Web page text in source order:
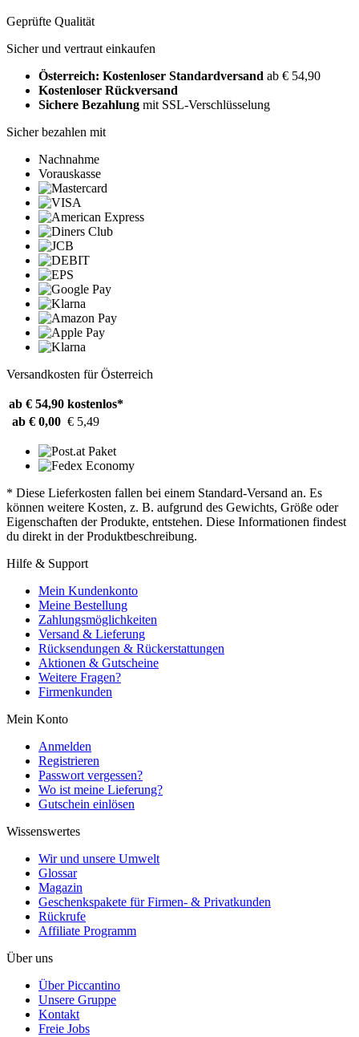
Geprüfte Qualität
Sicher und vertraut einkaufen
Österreich: Kostenloser Standardversand ab € 54,90
Kostenloser Rückversand
Sichere Bezahlung mit SSL-Verschlüsselung
Sicher bezahlen mit
Nachnahme
Vorauskasse
Versandkosten für Österreich
ab € 54,90 kostenlos*
ab € 0,00 € 5,49
* Diese Lieferkosten fallen bei einem Standard-Versand an. Es
können weitere Kosten, z. B. aufgrund des Gewichts, Größe oder
Eigenschaften der Produkte, entstehen. Diese Informationen findest
du direkt in der Produktbeschreibung.
Hilfe & Support
Mein Kundenkonto
Meine Bestellung
Zahlungsmöglichkeiten
Versand & Lieferung
Rücksendungen & Rückerstattungen
Aktionen & Gutscheine
Weitere Fragen?
Firmenkunden
Mein Konto
Anmelden
Registrieren
Passwort vergessen?
Wo ist meine Lieferung?
Gutschein einlösen
Wissenswertes
Wir und unsere Umwelt
Glossar
Magazin
Geschenkspakete für Firmen- & Privatkunden
Rückrufe
Affiliate Programm
Über uns
Über Piccantino
Unsere Gruppe
Kontakt
Freie Jobs